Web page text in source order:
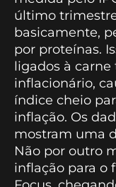
último
basicamente,
por proteínas.
ligados à
inflacionário,
índice cheio
inflação. Os
mostram uma
Não por outro
inflação para o